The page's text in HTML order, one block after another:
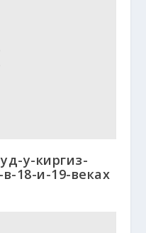
у-киргиз-
18-и-19-веках